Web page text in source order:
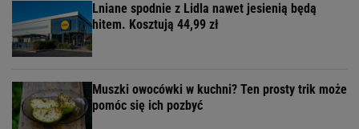
Lniane spodnie z Lidla nawet jesienią będą
hitem. Kosztują 44,99 zł
Muszki owocówki w kuchni? Ten prosty trik może
pomóc się ich pozbyć